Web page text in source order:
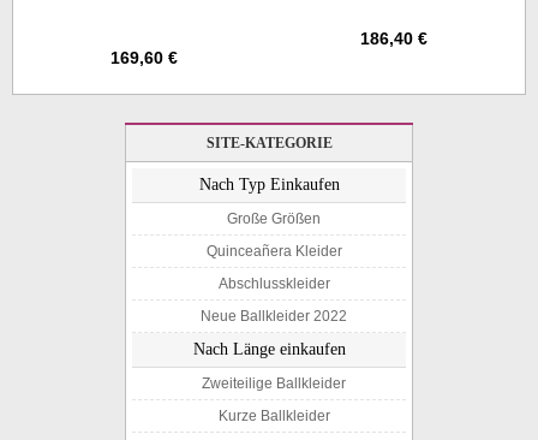
169,60 €
186,40 €
SITE-KATEGORIE
Nach Typ Einkaufen
Große Größen
Quinceañera Kleider
Abschlusskleider
Neue Ballkleider 2022
Nach Länge einkaufen
Zweiteilige Ballkleider
Kurze Ballkleider